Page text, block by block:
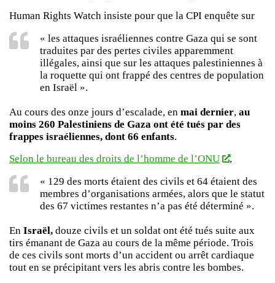
Human Rights Watch insiste pour que la CPI enquête sur
« les attaques israéliennes contre Gaza qui se sont
traduites par des pertes civiles apparemment
illégales, ainsi que sur les attaques palestiniennes à
la roquette qui ont frappé des centres de population
en Israël ».
Au cours des onze jours d’escalade, en mai dernier, au
moins 260 Palestiniens de Gaza ont été tués par des
frappes israéliennes, dont 66 enfants.
Selon le bureau des droits de l’homme de l’ONU
,
« 129 des morts étaient des civils et 64 étaient des
membres d’organisations armées, alors que le statut
des 67 victimes restantes n’a pas été déterminé ».
En Israël, douze civils et un soldat ont été tués suite aux
tirs émanant de Gaza au cours de la même période. Trois
de ces civils sont morts d’un accident ou arrêt cardiaque
tout en se précipitant vers les abris contre les bombes.